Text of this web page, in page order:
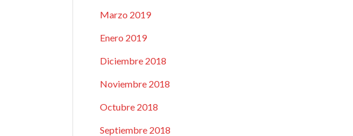
Marzo 2019
Enero 2019
Diciembre 2018
Noviembre 2018
Octubre 2018
Septiembre 2018